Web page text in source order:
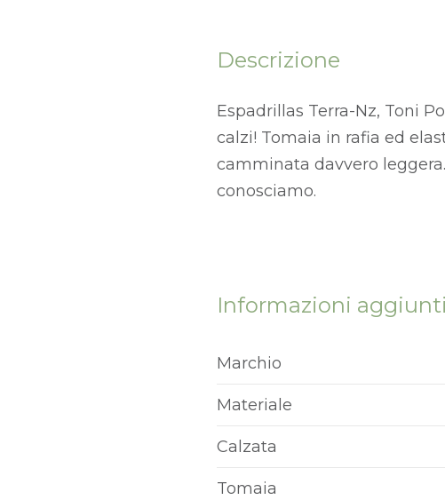
Descrizione
Espadrillas Terra-Nz, Toni
calzi! Tomaia in rafia ed
camminata davvero
conosciamo.
Informazioni
Marchio
Materiale
Calzata
Tomaia